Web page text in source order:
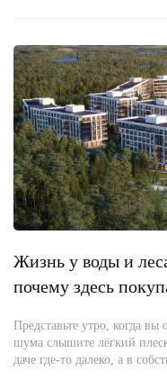
Жизнь у воды и
почему здесь
Представьте утро, когда вы
шума слышите лёгкий
даче где-то далеко, а в